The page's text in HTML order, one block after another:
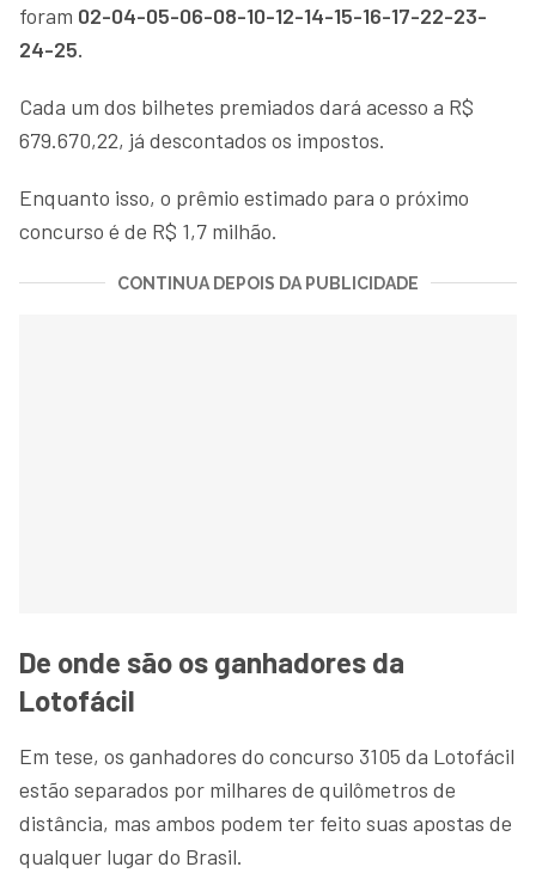
foram 02-04-05-06-08-10-12-14-15-16-17-22-23-
24-25.
Cada um dos bilhetes premiados dará acesso a R$
679.670,22, já descontados os impostos.
Enquanto isso, o prêmio estimado para o próximo
concurso é de R$ 1,7 milhão.
CONTINUA DEPOIS DA PUBLICIDADE
De onde são os ganhadores da
Lotofácil
Em tese, os ganhadores do concurso 3105 da Lotofácil
estão separados por milhares de quilômetros de
distância, mas ambos podem ter feito suas apostas de
qualquer lugar do Brasil.